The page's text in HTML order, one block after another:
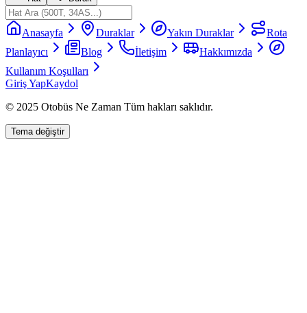
Anasayfa Duraklar Yakın Duraklar
Rota
Planlayıcı
Blog İletişim
Hakkımızda
Kullanım Koşulları
Giriş YapKaydol
© 2025 Otobüs Ne Zaman Tüm hakları saklıdır.
Tema değiştir